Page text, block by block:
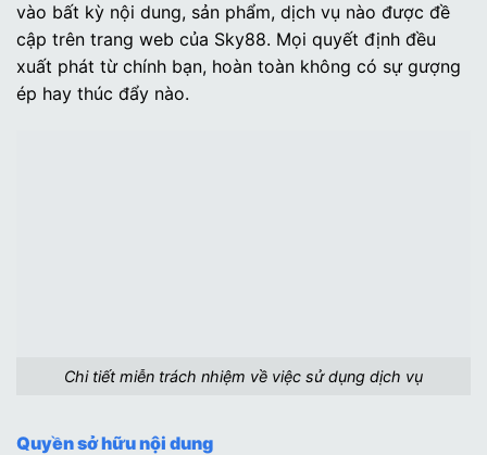
vào bất kỳ nội dung, sản phẩm, dịch vụ nào được đề
cập trên trang web của Sky88. Mọi quyết định đều
xuất phát từ chính bạn, hoàn toàn không có sự gượng
ép hay thúc đẩy nào.
Chi tiết miễn trách nhiệm về việc sử dụng dịch vụ
Quyền sở hữu nội dung